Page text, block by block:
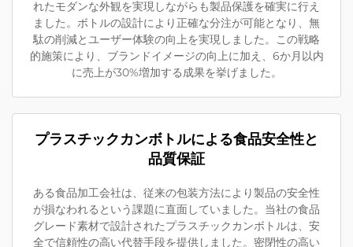
れたモダンな外観を実現しながらも製品保護を確実に行え
ました。ボトルの設計により正確な分注が可能となり、無
駄の削減とユーザー体験の向上を実現しました。この戦略
的施策により、ブランドイメージの向上に加え、6か月以内
に売上が30%増加する成果を挙げました。
プラスチックカンボトルによる食品安全性と
品質保証
ある食品加工会社は、従来の包装方法により製品の安全性
が損なわれるという課題に直面していました。当社の食品
グレード素材で設計されたプラスチックカンボトルは、安
全で信頼性の高い代替手段を提供しました。密閉性の高い